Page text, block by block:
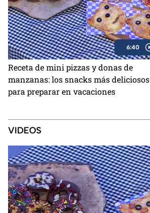
6:40
Receta de mini pizzas y donas de
manzanas: los snacks más deliciosos
para preparar en vacaciones
VIDEOS